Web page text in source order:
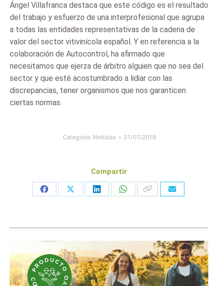
Ángel Villafranca destaca que este código es el resultado
del trabajo y esfuerzo de una interprofesional que agrupa
a todas las entidades representativas de la cadena de
valor del sector vitivinícola español. Y en referencia a la
colaboración de Autocontrol, ha afirmado que
necesitamos que ejerza de árbitro alguien que no sea del
sector y que esté acostumbrado a lidiar con las
discrepancias, tener organismos que nos garanticen
ciertas normas.
Categoria: Noticias 31/07/2018
Compartir
Share
Share
Share
Share